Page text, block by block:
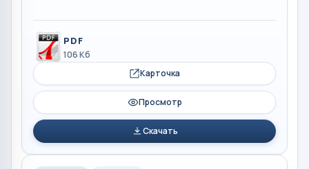
PDF
106 Кб
Карточка
Просмотр
Скачать